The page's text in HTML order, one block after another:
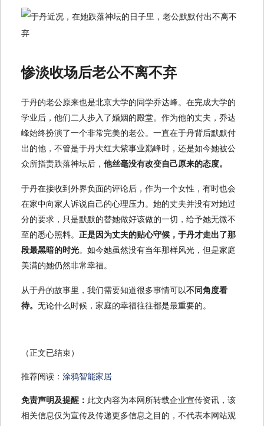
惨淡收场后老公不离不弃
于丹的老公原来也是北京大学的同学乔达峰。在完成大学的
学业后，他们二人步入了婚姻的殿堂。作为他的丈夫，乔达
峰始终扮演了一个非常完美的老公。一直在于丹背后默默付
出的他，不管是于丹大红大紫事业巅峰时，还是如今她被公
众所指责跌落神坛后， 他丝毫没有改变自己原来的态度。
于丹在接收到外界负面的评论后，作为一个女性，有时也会
在家中向家人诉说自己的心理压力。她的丈夫并没有对她过
分的要求，只是默默的替她做好该做的一切，给予她无微不
至的悉心照料。 正是因为丈夫的贴心守候，于丹才走出了那
段最黑暗的时光。如今她虽然没有当年那样风光，但是家庭
美满的她仍然非常幸福。
从于丹的故事里，我们需要知道很多事情可以不同角度看
待。 无论什么时候，家庭的幸福往往都是最重要的。
（正文已结束）
推荐阅读： 涂鸦智能家居
免责声明及提醒： 此文内容为本网所转载企业宣传资讯，该
相关信息仅为宣传及传递更多信息之目的，不代表本网站观